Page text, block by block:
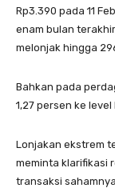
Rp3.390 pada 11
enam bulan
melonjak hingga
Bahkan pada
1,27 persen ke level
Lonjakan ekstrem
meminta klarifikasi
transaksi